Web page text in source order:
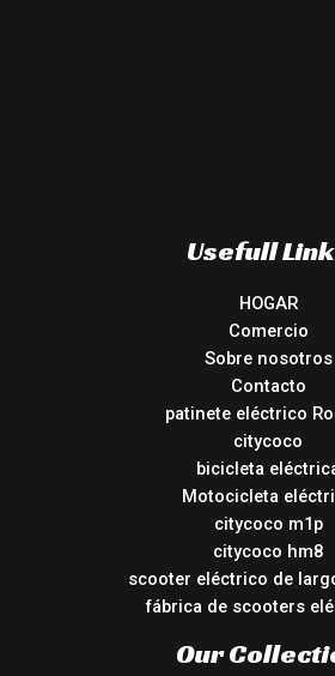
Usefull
HOGAR
Comercio
Sobre nosotros
Contacto
patinete eléctrico
citycoco
bicicleta
Motocicleta
citycoco m1p
citycoco hm8
scooter eléctrico de
fábrica de scooters
Our